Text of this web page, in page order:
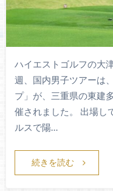
ハイエストゴルフの大
週、国内男子ツアーは
プ」が、三重県の東建
催されました。 出場し
ルスで陽…
続きを読む